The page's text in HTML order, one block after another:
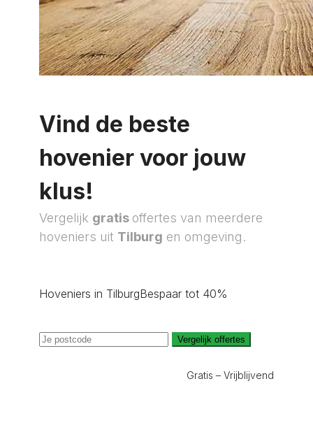
Vind de beste
hovenier voor jouw
klus!
Vergelijk gratis offertes van meerdere
hoveniers uit Tilburg en omgeving.
Hoveniers in TilburgBespaar tot 40%
Vergelijk offertes
Gratis – Vrijblijvend